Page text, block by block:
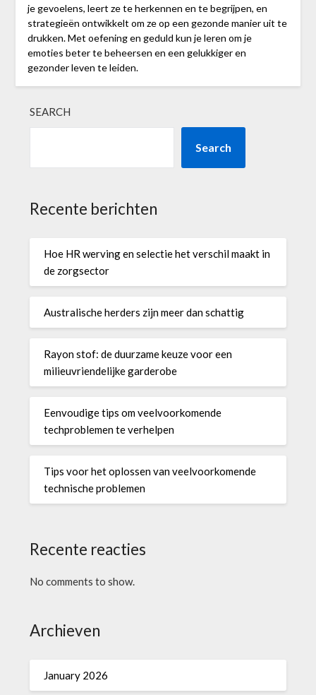
je gevoelens, leert ze te herkennen en te begrijpen, en
strategieën ontwikkelt om ze op een gezonde manier uit te
drukken. Met oefening en geduld kun je leren om je
emoties beter te beheersen en een gelukkiger en
gezonder leven te leiden.
SEARCH
Search
Recente berichten
Hoe HR werving en selectie het verschil maakt in
de zorgsector
Australische herders zijn meer dan schattig
Rayon stof: de duurzame keuze voor een
milieuvriendelijke garderobe
Eenvoudige tips om veelvoorkomende
techproblemen te verhelpen
Tips voor het oplossen van veelvoorkomende
technische problemen
Recente reacties
No comments to show.
Archieven
January 2026